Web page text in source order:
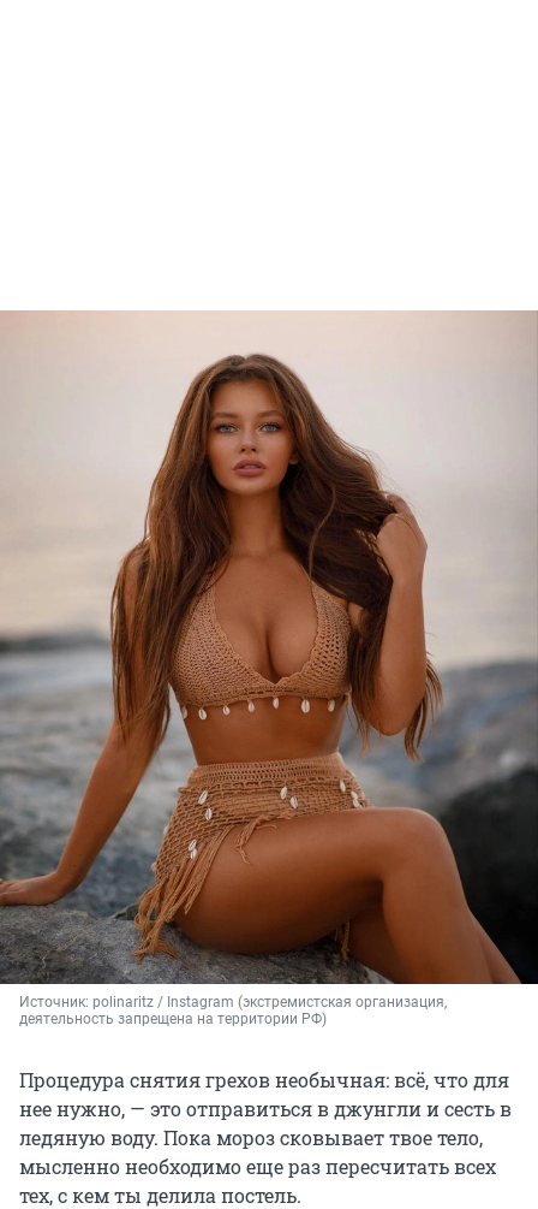
Источник: polinaritz / Instagram (экстремистская организация,
деятельность запрещена на территории РФ)
Процедура снятия грехов необычная: всё, что для
нее нужно, — это отправиться в джунгли и сесть в
ледяную воду. Пока мороз сковывает твое тело,
мысленно необходимо еще раз пересчитать всех
тех, с кем ты делила постель.